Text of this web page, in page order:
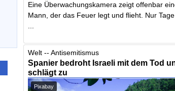
Eine Überwachungskamera zeigt offenbar
Mann, der das Feuer legt und flieht. Nur
...
Welt -- Antisemitismus
Spanier bedroht Israeli mit dem Tod
schlägt zu
Pixabay